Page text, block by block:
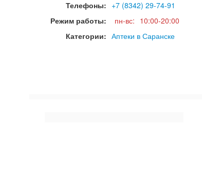
Телефоны: +7 (8342) 29-74-91
Режим работы:
пн-вс: 10:00-20:00
Категории: Аптеки в Саранске